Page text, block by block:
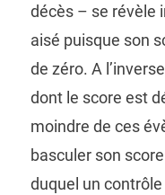
décès – se révèle
aisé puisque son
de zéro. A
dont le score est
moindre de ces
basculer son
duquel un